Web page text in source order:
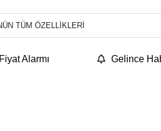
TÜM ÖZELLİKLERİ
Fiyat Alarmı Gelince